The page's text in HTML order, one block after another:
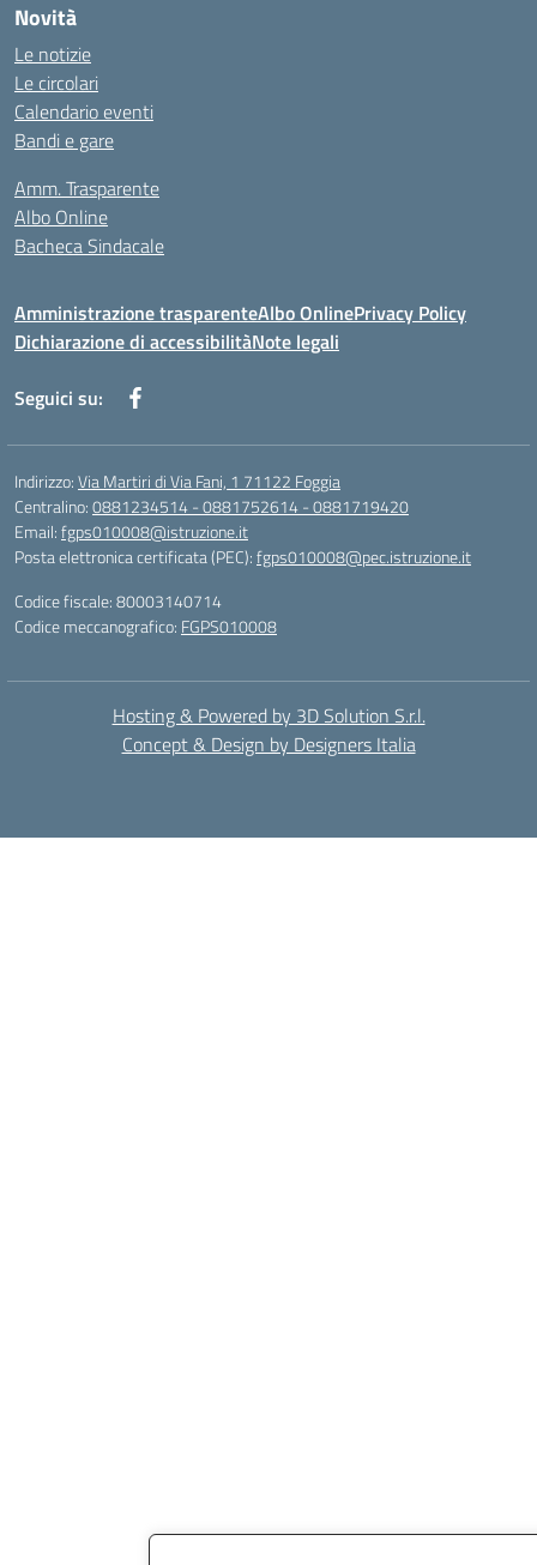
Novità
Le notizie
Le circolari
Calendario eventi
Bandi e gare
Amm. Trasparente
Albo Online
Bacheca Sindacale
Amministrazione trasparenteAlbo OnlinePrivacy Policy
Dichiarazione di accessibilitàNote legali
Seguici su:
Indirizzo:Via Martiri di Via Fani, 1 71122 Foggia
Centralino:0881234514 - 0881752614 - 0881719420
Email:fgps010008@istruzione.it
Posta elettronica certificata (PEC):fgps010008@pec.istruzione.it
Codice fiscale: 80003140714
Codice meccanografico: FGPS010008
Hosting & Powered by 3D Solution S.r.l.
Concept & Design by Designers Italia